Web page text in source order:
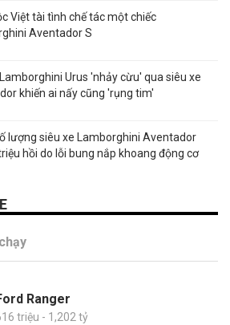
Việt tài tình chế tác một chiếc
Aventador S
Lamborghini Urus 'nhảy cừu' qua siêu xe
khiến ai nấy cũng 'rụng tim'
lượng siêu xe Lamborghini Aventador
hồi do lỗi bung nắp khoang động cơ
Ranger
triệu - 1,202 tỷ